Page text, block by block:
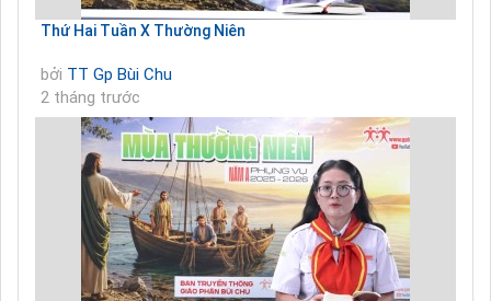
Thứ Hai Tuần X Thường Niên
bởi TT Gp Bùi Chu
2 tháng trước